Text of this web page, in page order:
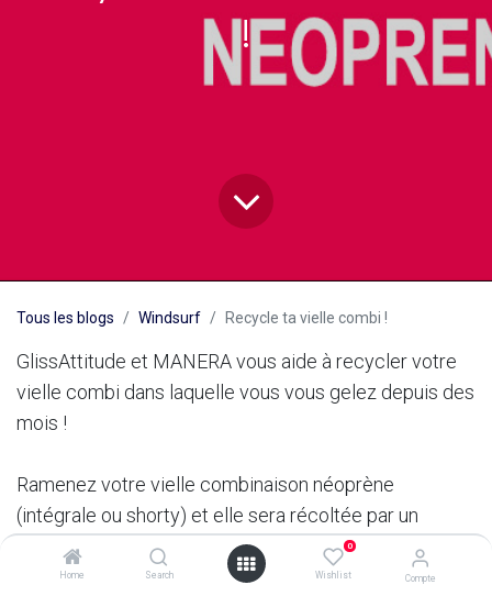
Home Search
0
Wishlist Compte
!
Tous les blogs Windsurf Recycle ta vielle combi !
GlissAttitude et MANERA vous aide à recycler votre
vielle combi dans laquelle vous vous gelez depuis des
mois !
Ramenez votre vielle combinaison néoprène
(intégrale ou shorty) et elle sera récoltée par un
partenaire de MANERA / FONE pour créer de
nouveaux produits